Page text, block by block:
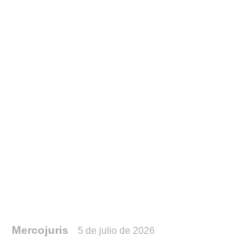
Mercojuris 5 de julio de 2026